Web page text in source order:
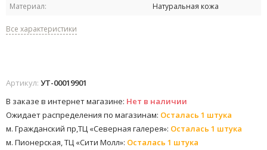
Материал:
Натуральная кожа
Все характеристики
Артикул: УТ-00019901
В заказе в интернет магазине: Нет в наличии
Ожидает распределения по магазинам: Осталась 1 штука
м. Гражданский пр,ТЦ «Северная галерея»: Осталась 1 штука
м. Пионерская, ТЦ «Сити Молл»: Осталась 1 штука